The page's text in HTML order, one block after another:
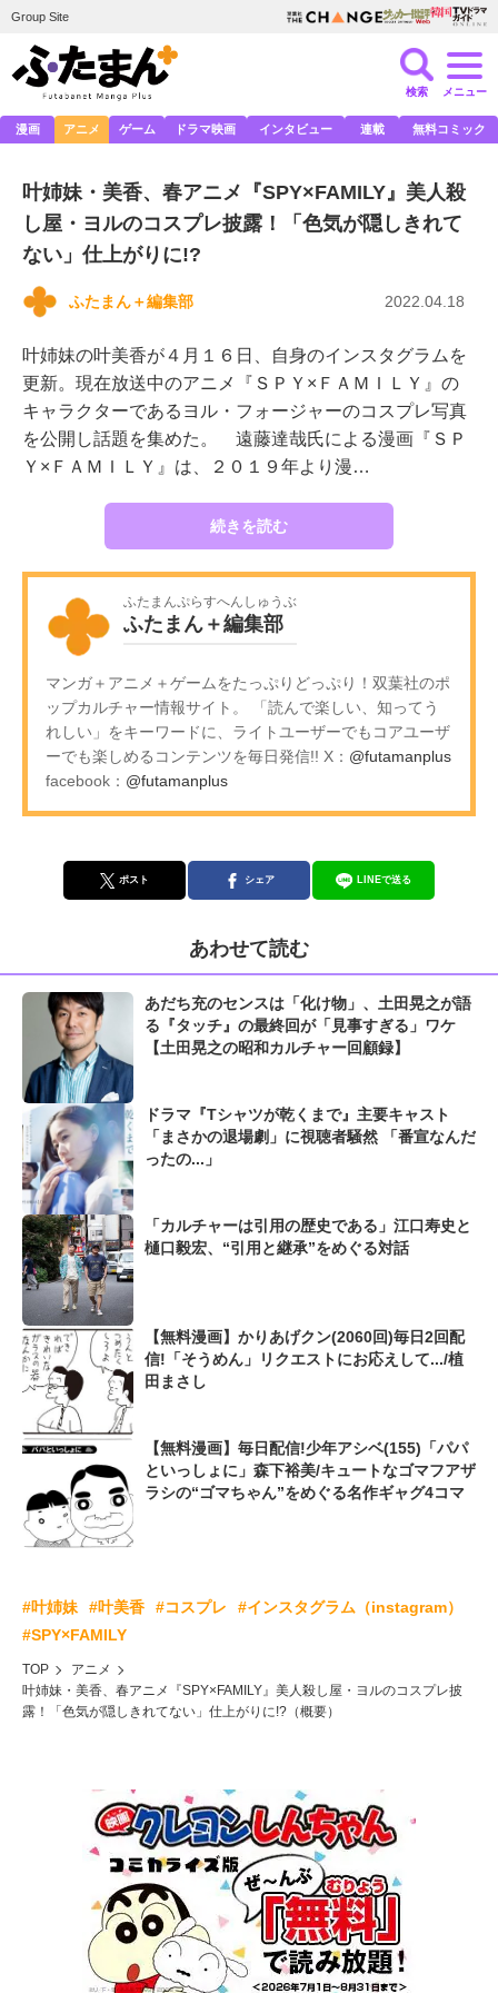
Group Site
検索 メニュー
漫画 アニメ ゲーム ドラマ映画 インタビュー 連載 無料コミック
叶姉妹・美香、春アニメ『SPY×FAMILY』美人殺
し屋・ヨルのコスプレ披露！「色気が隠しきれて
ない」仕上がりに!?
ふたまん＋編集部 2022.04.18
叶姉妹の叶美香が４月１６日、自身のインスタグラムを
更新。現在放送中のアニメ『ＳＰＹ×ＦＡＭＩＬＹ』の
キャラクターであるヨル・フォージャーのコスプレ写真
を公開し話題を集めた。 遠藤達哉氏による漫画『ＳＰ
Ｙ×ＦＡＭＩＬＹ』は、２０１９年より漫…
続きを読む
ふたまんぷらすへんしゅうぶ
ふたまん＋編集部
マンガ＋アニメ＋ゲームをたっぷりどっぷり！双葉社のポ
ップカルチャー情報サイト。 「読んで楽しい、知ってう
れしい」をキーワードに、ライトユーザーでもコアユーザ
ーでも楽しめるコンテンツを毎日発信!! X： @futamanplus
facebook： @futamanplus
ポスト シェア LINEで送る
あわせて読む
あだち充のセンスは「化け物」、土田晃之が語
る『タッチ』の最終回が「見事すぎる」ワケ
【土田晃之の昭和カルチャー回顧録】
ドラマ『Tシャツが乾くまで』主要キャスト
「まさかの退場劇」に視聴者騒然 「番宣なんだ
ったの...」
「カルチャーは引用の歴史である」江口寿史と
樋口毅宏、“引用と継承”をめぐる対話
【無料漫画】かりあげクン(2060回)毎日2回配
信!「そうめん」リクエストにお応えして.../植
田まさし
【無料漫画】毎日配信!少年アシベ(155)「パパ
といっしょに」森下裕美/キュートなゴマフアザ
ラシの“ゴマちゃん”をめぐる名作ギャグ4コマ
#叶姉妹 #叶美香 #コスプレ
#インスタグラム（instagram）
#SPY×FAMILY
TOP
アニメ
叶姉妹・美香、春アニメ『SPY×FAMILY』美人殺し屋・ヨルのコスプレ披
露！「色気が隠しきれてない」仕上がりに!?（概要）